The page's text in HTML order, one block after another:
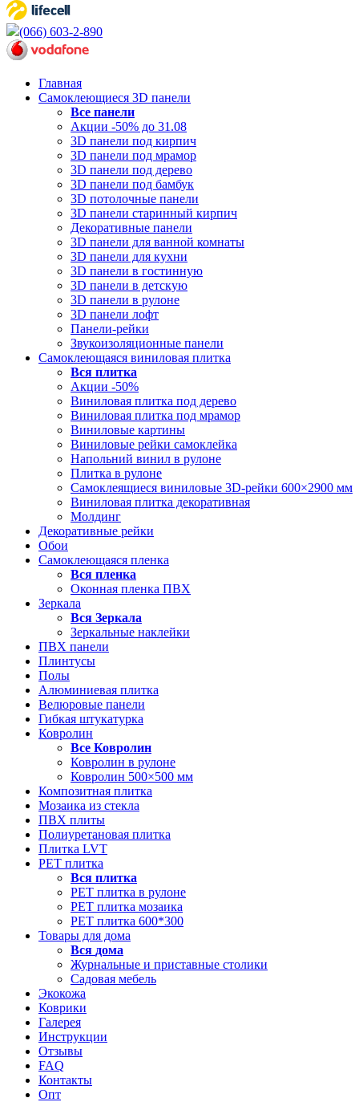
(066) 603-2-890
Главная
Самоклеющиеся 3D панели
Все панели
Акции -50% до 31.08
3D панели под кирпич
3D панели под мрамор
3D панели под дерево
3D панели под бамбук
3D потолочные панели
3D панели старинный кирпич
Декоративные панели
3D панели для ванной комнаты
3D панели для кухни
3D панели в гостинную
3D панели в детскую
3D панели в рулоне
3D панели лофт
Панели-рейки
Звукоизоляционные панели
Самоклеющаяся виниловая плитка
Вся плитка
Акции -50%
Виниловая плитка под дерево
Виниловая плитка под мрамор
Виниловые картины
Виниловые рейки самоклейка
Напольний винил в рулоне
Плитка в рулоне
Самоклеящиеся виниловые 3D‑рейки 600×2900 мм
Виниловая плитка декоративная
Молдинг
Декоративные рейки
Обои
Самоклеющаяся пленка
Вся пленка
Оконная пленка ПВХ
Зеркала
Вся Зеркала
Зеркальные наклейки
ПВХ панели
Плинтусы
Полы
Алюминиевая плитка
Велюровые панели
Гибкая штукатурка
Ковролин
Все Ковролин
Ковролин в рулоне
Ковролин 500×500 мм
Композитная плитка
Мозаика из стекла
ПВХ плиты
Полиуретановая плитка
Плитка LVT
РЕТ плитка
Вся плитка
РЕТ плитка в рулоне
РЕТ плитка мозаика
РЕТ плитка 600*300
Товары для дома
Вся дома
Журнальные и приставные столики
Садовая мебель
Экокожа
Коврики
Галерея
Инструкции
Отзывы
FAQ
Контакты
Опт